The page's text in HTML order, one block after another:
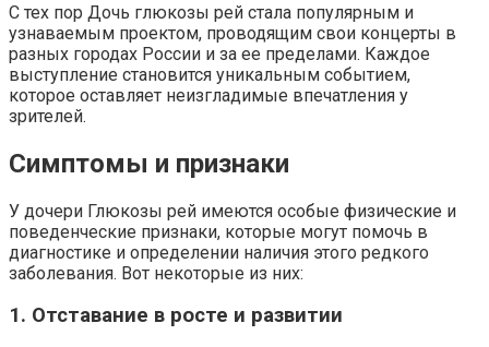
С тех пор Дочь глюкозы рей стала популярным и
узнаваемым проектом, проводящим свои концерты в
разных городах России и за ее пределами. Каждое
выступление становится уникальным событием,
которое оставляет неизгладимые впечатления у
зрителей.
Симптомы и признаки
У дочери Глюкозы рей имеются особые физические и
поведенческие признаки, которые могут помочь в
диагностике и определении наличия этого редкого
заболевания. Вот некоторые из них:
1. Отставание в росте и развитии